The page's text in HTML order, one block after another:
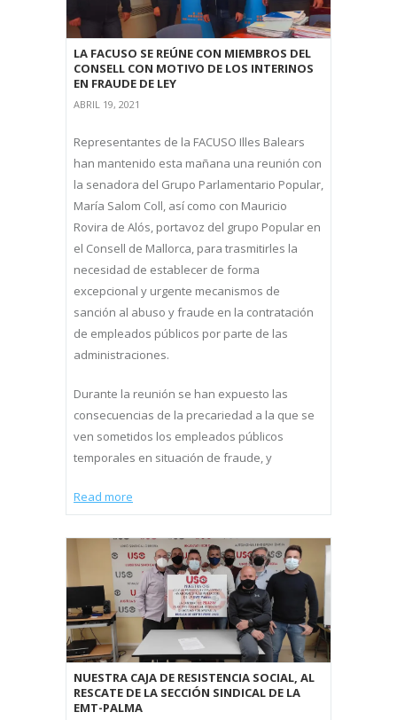
LA FACUSO SE REÚNE CON MIEMBROS DEL
CONSELL CON MOTIVO DE LOS INTERINOS
EN FRAUDE DE LEY
ABRIL 19, 2021
Representantes de la FACUSO Illes Balears
han mantenido esta mañana una reunión con
la senadora del Grupo Parlamentario Popular,
María Salom Coll, así como con Mauricio
Rovira de Alós, portavoz del grupo Popular en
el Consell de Mallorca, para trasmitirles la
necesidad de establecer de forma
excepcional y urgente mecanismos de
sanción al abuso y fraude en la contratación
de empleados públicos por parte de las
administraciones.
Durante la reunión se han expuesto las
consecuencias de la precariedad a la que se
ven sometidos los empleados públicos
temporales en situación de fraude, y
Read more
NUESTRA CAJA DE RESISTENCIA SOCIAL, AL
RESCATE DE LA SECCIÓN SINDICAL DE LA
EMT-PALMA